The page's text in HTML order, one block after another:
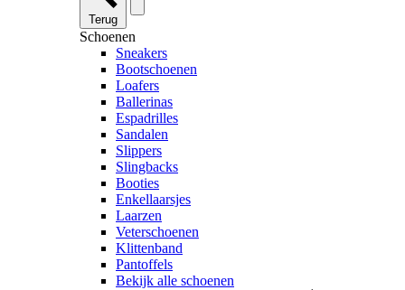
Terug
Schoenen
Sneakers
Bootschoenen
Loafers
Ballerinas
Espadrilles
Sandalen
Slippers
Slingbacks
Booties
Enkellaarsjes
Laarzen
Veterschoenen
Klittenband
Pantoffels
Bekijk alle schoenen